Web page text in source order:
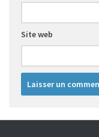
Site web